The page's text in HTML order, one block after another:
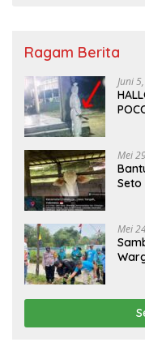
Ragam Berita
Juni
Mei
Mei